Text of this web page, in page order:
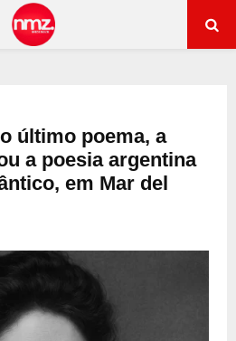
último poema, a
a poesia argentina
em Mar del